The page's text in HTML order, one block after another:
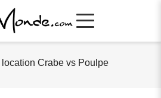
location Crabe vs Poulpe